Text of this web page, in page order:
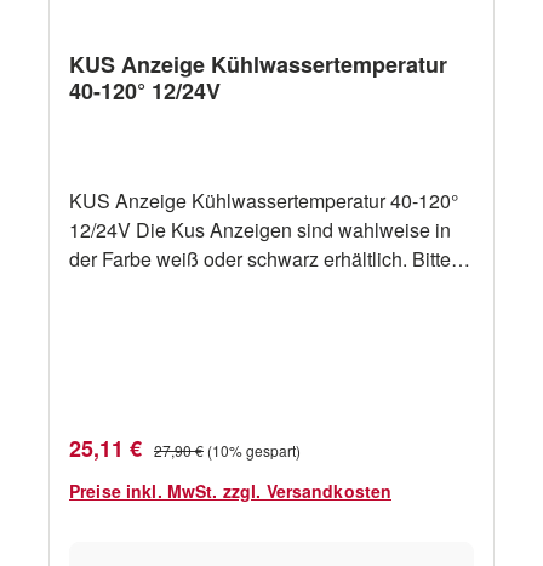
KUS Anzeige Kühlwassertemperatur
40-120° 12/24V
KUS Anzeige Kühlwassertemperatur 40-120°
12/24V Die Kus Anzeigen sind wahlweise in
der Farbe weiß oder schwarz erhältlich. Bitte
Verkaufspreis:
25,11 € Regulärer Preis:
27,90 € (10% gespart)
Preise inkl. MwSt. zzgl. Versandkosten